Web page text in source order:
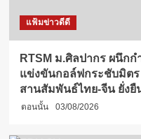
แฟ้มข่าวดีดี
RTSM ม.ศิลปากร ผนึก
แข่งขันกอล์ฟกระชับมิตร
สานสัมพันธ์ไทย-จีน ยั่งยื
ตอนนั้น 03/08/2026